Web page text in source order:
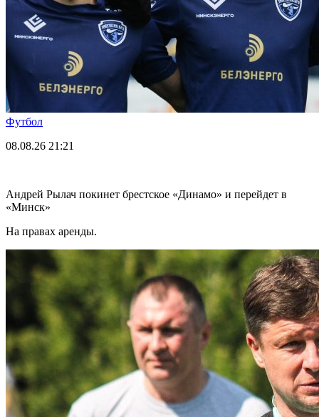
Футбол
08.08.26 21:21
Андрей Рылач покинет брестское «Динамо» и перейдет в
«Минск»
На правах аренды.